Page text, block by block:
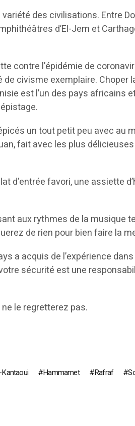
des civilisations. Entre
d’El-Jem et
contre l’épidémie de
civisme exemplaire. Choper
est l’un des pays
un tout petit peu avec au
fait avec les plus
favori, une assiette
aux rythmes de la musique
de rien pour bien faire la
a acquis de l’expérience
sécurité est une
le regretterez pas.
Kantaoui Hammamet Rafraf